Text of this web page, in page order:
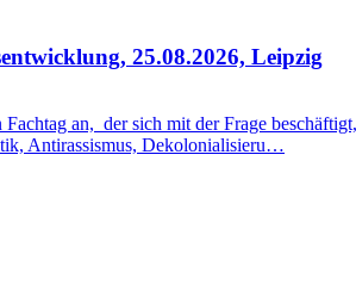
25.08.2026, Leipzig
an, der sich mit der Frage
Antirassismus, Dekolonialisieru…